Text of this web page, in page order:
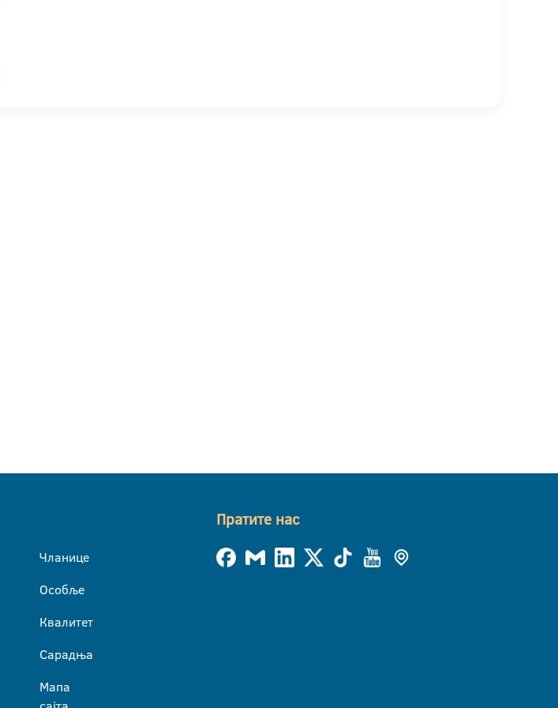
Чланице
Особље
Квалитет
Сарадња
Мапа
Пратите нас